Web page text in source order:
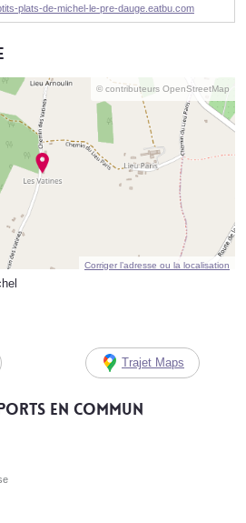
plats-de-michel-le-pre-dauge.eatbu.com
© contributeurs OpenStreetMap
Corriger l’adresse ou la localisation
Trajet Maps
en commun